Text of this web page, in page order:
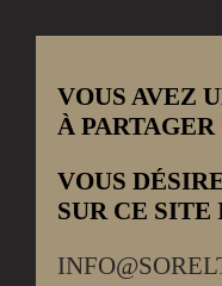
VOUS AVEZ
À PARTAGER
VOUS
SUR CE